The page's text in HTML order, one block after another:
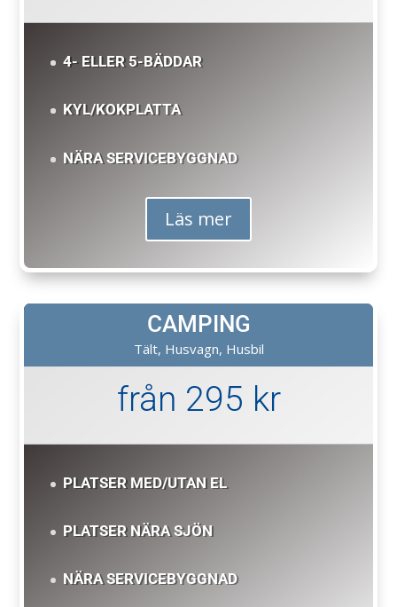
4- ELLER 5-BÄDDAR
KYL/KOKPLATTA
NÄRA SERVICEBYGGNAD
Läs mer
CAMPING
Tält, Husvagn, Husbil
från 295 kr
PLATSER MED/UTAN EL
PLATSER NÄRA SJÖN
NÄRA SERVICEBYGGNAD